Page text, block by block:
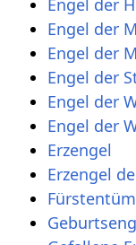
Engel der
Engel der
Engel der
Engel der
Engel der
Erzengel
Erzengel